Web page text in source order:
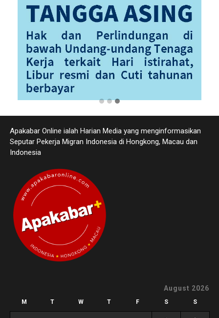
Apakabar Online ialah Harian Media yang menginformasikan
Seputar Pekerja Migran Indonesia di Hongkong, Macau dan
Indonesia
August 2026
M T W T F S S